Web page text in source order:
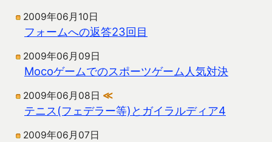
2009年06月10日
フォームへの返答23回目
2009年06月09日
Mocoゲームでのスポーツゲーム人気対決
2009年06月08日 ≪
テニス(フェデラー等)とガイラルディア4
2009年06月07日